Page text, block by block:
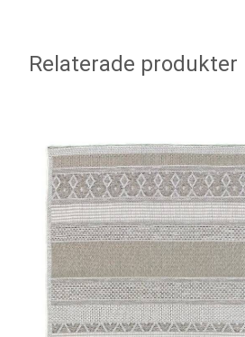
Relaterade produkter